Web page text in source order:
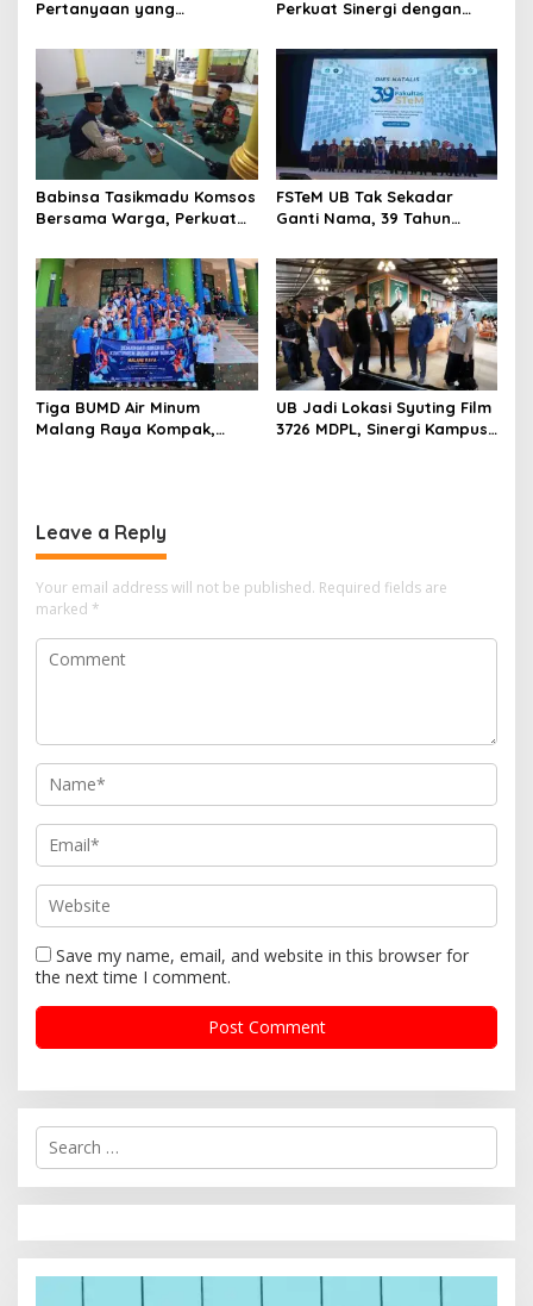
Pertanyaan yang
Perkuat Sinergi dengan
Aman dan Kondusif
Babinsa Tasikmadu Komsos
Bersama Warga, Perkuat
Kondusivitas Wilayah
FSTeM UB Tak Sekadar
Ganti Nama, 39 Tahun
Trendsetter Sains dan
Teknologi
Tiga BUMD Air Minum
Malang Raya Kompak,
UB Jadi Lokasi Syuting Film
3726 MDPL, Sinergi Kampus
Leave a Reply
Your email address will not be published. Required fields are
marked *
Save my name, email, and website in this browser for
the next time I comment.
S
r
h
f